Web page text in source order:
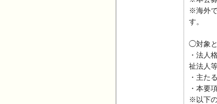
※海外
す。
◯対象
・法人
祉法人
・主た
・本要
※以下